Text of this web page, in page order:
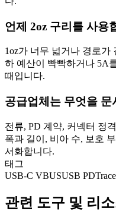
언제 2oz 구리를 사용
1oz가 너무 넓거나 경로가
하 예산이 빡빡하거나 5A
때입니다.
공급업체는 무엇을 문
전류, PD 계약, 커넥터 정
폭과 길이, 비아 수, 보호
서화합니다.
태그
USB-C VBUSUSB PD
관련 도구 및 리